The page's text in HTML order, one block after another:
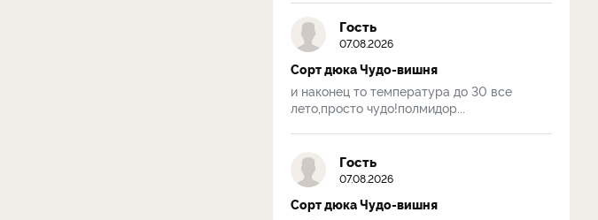
Гость
07.08.2026
Сорт дюка Чудо-вишня
и наконец то температура до 30 все
лето,просто чудо!полмидор...
Гость
07.08.2026
Сорт дюка Чудо-вишня